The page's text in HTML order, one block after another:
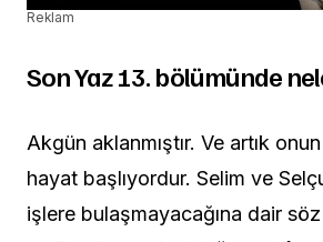
Reklam
Son Yaz 13. bölümünde
Akgün aklanmıştır. Ve artık
hayat başlıyordur. Selim ve
işlere bulaşmayacağına dair